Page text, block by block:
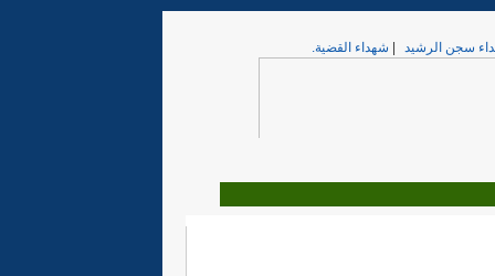
سجن الرشيد شهداء القضية.